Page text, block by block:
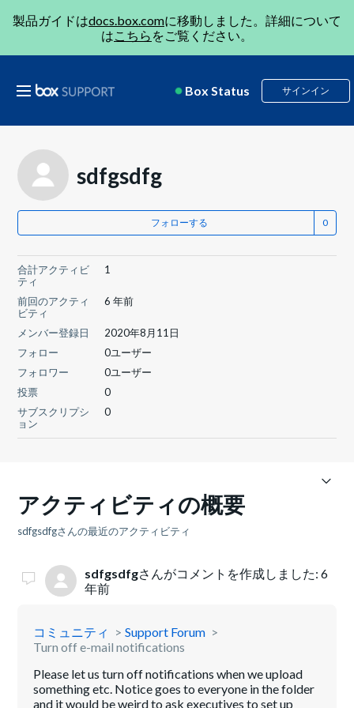
製品ガイドはdocs.box.comに移動しました。詳細について
はこちら をご覧ください。
Box Status サインイン
sdfgsdfg
フォローする
合計アクティビ
ティ
1
前回のアクティ
ビティ
6 年前
メンバー登録日
2020年8月11日
フォロー
0ユーザー
フォロワー
0ユーザー
投票
0
サブスクリプシ
ョン
0
アクティビティの概要
sdfgsdfgさんの最近のアクティビティ
sdfgsdfgさんがコメントを作成しました:6
年前
コミュニティ
Support Forum
Turn off e-mail notifications
Please let us turn off notifications when we upload
something etc. Notice goes to everyone in the folder
and it would be weird to ask executives to set up